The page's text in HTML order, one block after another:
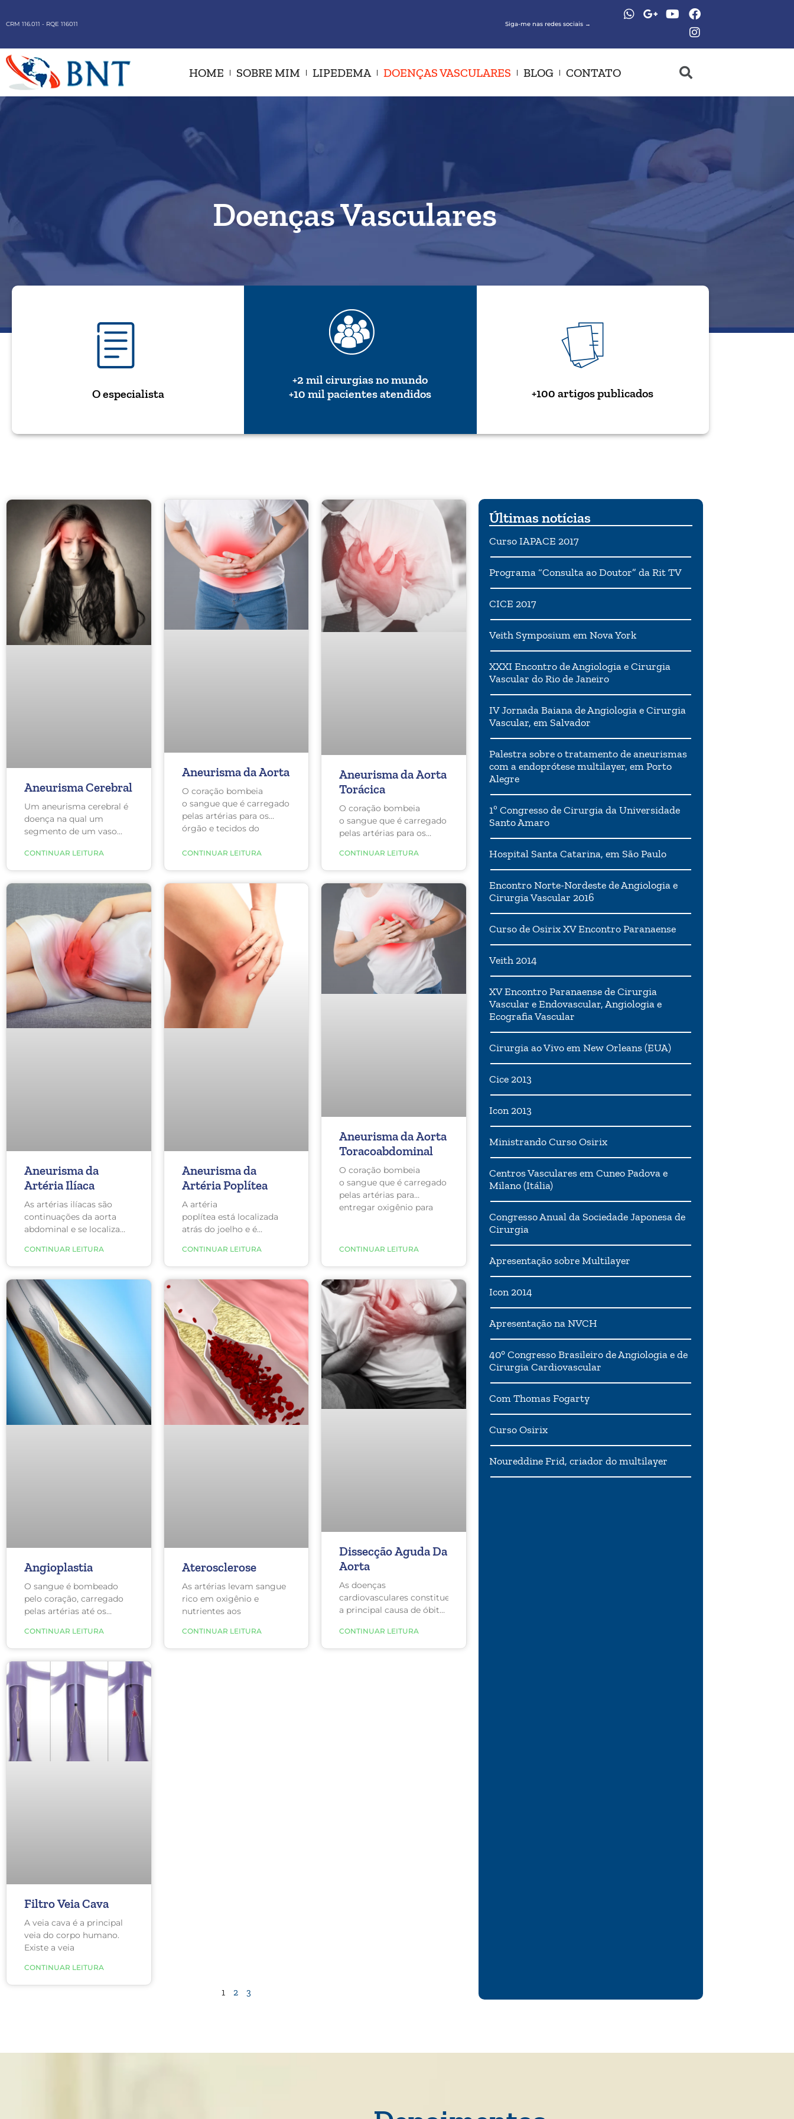
CRM 116.011 - RQE 116011 Siga-me nas redes sociais →
HOME SOBRE MIM LIPEDEMA DOENÇAS VASCULARES BLOG CONTATO
Doenças Vasculares
O especialista
+2 mil cirurgias no mundo
+10 mil pacientes atendidos
+100 artigos publicados
Aneurisma Cerebral
Um aneurisma cerebral é
doença na qual um
segmento de um vaso
CONTINUAR LEITURA
Aneurisma da Aorta
O coração bombeia
o sangue que é carregado
pelas artérias para os
órgão e tecidos do
CONTINUAR LEITURA
Aneurisma da Aorta
Torácica
O coração bombeia
o sangue que é carregado
pelas artérias para os
CONTINUAR LEITURA
Aneurisma da
Artéria Ilíaca
As artérias ilíacas são
continuações da aorta
abdominal e se localizam
CONTINUAR LEITURA
Aneurisma da
Artéria Poplítea
A artéria
poplítea está localizada
atrás do joelho e é
circulação
CONTINUAR LEITURA
Aneurisma da Aorta
Toracoabdominal
O coração bombeia
o sangue que é carregado
pelas artérias para
entregar oxigênio para
CONTINUAR LEITURA
Angioplastia
O sangue é bombeado
pelo coração, carregado
pelas artérias até os
CONTINUAR LEITURA
Aterosclerose
As artérias levam sangue
rico em oxigênio e
nutrientes aos
CONTINUAR LEITURA
Dissecção Aguda Da
Aorta
As doenças
cardiovasculares constituem
a principal causa de óbito
CONTINUAR LEITURA
Filtro Veia Cava
A veia cava é a principal
veia do corpo humano.
Existe a veia
CONTINUAR LEITURA
1 2 3
Últimas notícias
Curso IAPACE 2017
Programa “Consulta ao Doutor” da Rit TV
CICE 2017
Veith Symposium em Nova York
XXXI Encontro de Angiologia e Cirurgia
Vascular do Rio de Janeiro
IV Jornada Baiana de Angiologia e Cirurgia
Vascular, em Salvador
Palestra sobre o tratamento de aneurismas
com a endoprótese multilayer, em Porto
Alegre
1º Congresso de Cirurgia da Universidade
Santo Amaro
Hospital Santa Catarina, em São Paulo
Encontro Norte-Nordeste de Angiologia e
Cirurgia Vascular 2016
Curso de Osirix XV Encontro Paranaense
Veith 2014
XV Encontro Paranaense de Cirurgia
Vascular e Endovascular, Angiologia e
Ecografia Vascular
Cirurgia ao Vivo em New Orleans (EUA)
Cice 2013
Icon 2013
Ministrando Curso Osirix
Centros Vasculares em Cuneo Padova e
Milano (Itália)
Congresso Anual da Sociedade Japonesa de
Cirurgia
Apresentação sobre Multilayer
Icon 2014
Apresentação na NVCH
40° Congresso Brasileiro de Angiologia e de
Cirurgia Cardiovascular
Com Thomas Fogarty
Curso Osirix
Noureddine Frid, criador do multilayer